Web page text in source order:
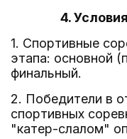
4.
1. Спортивные
этапа: основной
финальный.
2. Победители в
спортивных
"катер-слалом"